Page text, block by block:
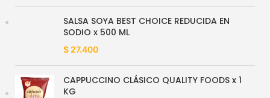
SALSA SOYA BEST CHOICE REDUCIDA EN
SODIO x 500 ML
$ 27.400
CAPPUCCINO CLÁSICO QUALITY FOODS x 1
KG